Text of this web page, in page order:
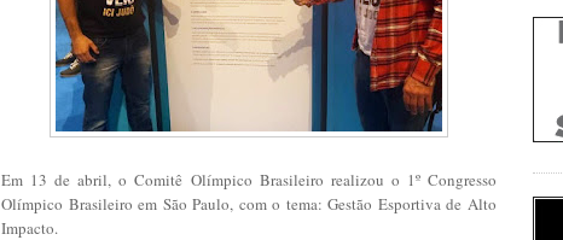
Em 13 de abril, o Comitê Olímpico Brasileiro realizou o 1º Congresso
Olímpico Brasileiro em São Paulo, com o tema: Gestão Esportiva de Alto
Impacto.